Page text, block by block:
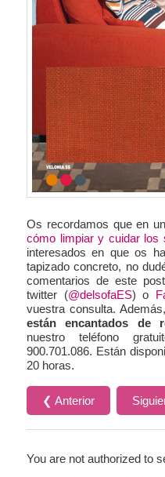
Os recordamos que en
cómo limpiar y cuidar los
interesados en que os
tapizado concreto, no
comentarios de este
twitter (@delsofaES) o
vuestra consulta. Además,
están encantados de
nuestro teléfono
900.701.086. Están
20 horas.
❮ Anterior
You are not authorized to